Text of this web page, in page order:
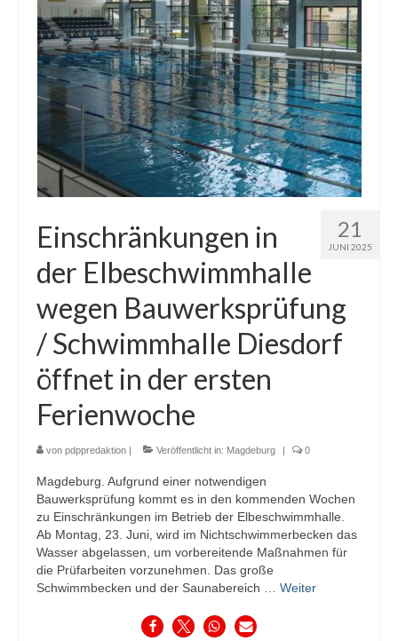
21
JUNI 2025
Einschränkungen in
der Elbeschwimmhalle
wegen Bauwerksprüfung
/ Schwimmhalle Diesdorf
öffnet in der ersten
Ferienwoche
von pdppredaktion Veröffentlicht in: Magdeburg 0
Magdeburg. Aufgrund einer notwendigen
Bauwerksprüfung kommt es in den kommenden Wochen
zu Einschränkungen im Betrieb der Elbeschwimmhalle.
Ab Montag, 23. Juni, wird im Nichtschwimmerbecken das
Wasser abgelassen, um vorbereitende Maßnahmen für
die Prüfarbeiten vorzunehmen. Das große
Schwimmbecken und der Saunabereich … Weiter